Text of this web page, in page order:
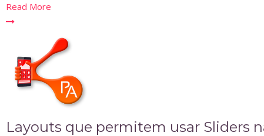
Read More
Layouts que permitem usar Sliders